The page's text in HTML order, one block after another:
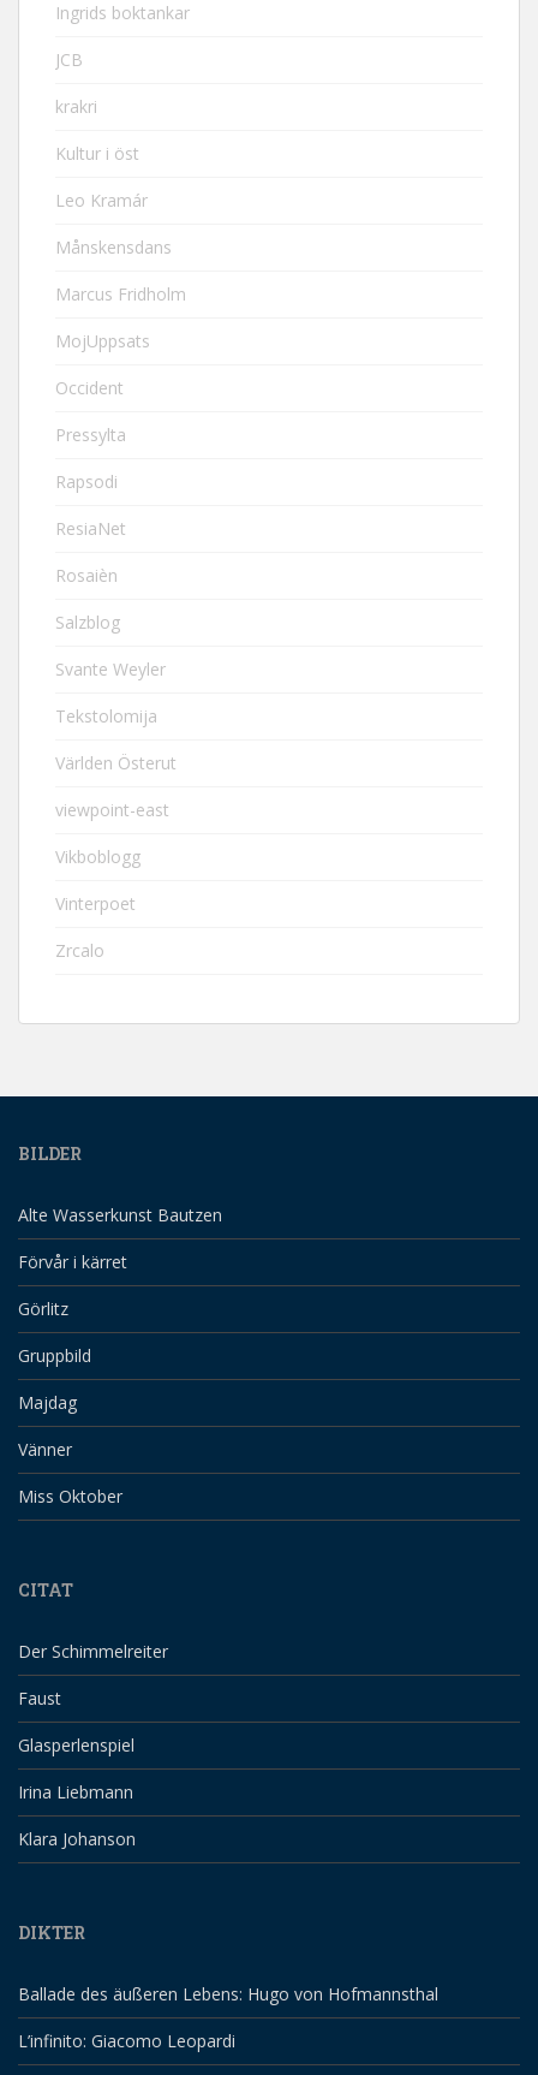
Ingrids boktankar
JCB
krakri
Kultur i öst
Leo Kramár
Månskensdans
Marcus Fridholm
MojUppsats
Occident
Pressylta
Rapsodi
ResiaNet
Rosaièn
Salzblog
Svante Weyler
Tekstolomija
Världen Österut
viewpoint-east
Vikboblogg
Vinterpoet
Zrcalo
BILDER
Alte Wasserkunst Bautzen
Förvår i kärret
Görlitz
Gruppbild
Majdag
Vänner
Miss Oktober
CITAT
Der Schimmelreiter
Faust
Glasperlenspiel
Irina Liebmann
Klara Johanson
DIKTER
Ballade des äußeren Lebens: Hugo von Hofmannsthal
L’infinito: Giacomo Leopardi